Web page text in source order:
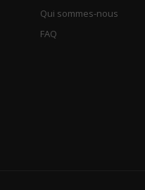
Qui sommes-nous
FAQ